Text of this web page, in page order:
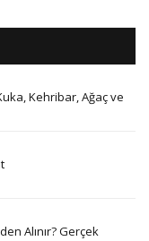
Kehribar, Ağaç ve
Alınır? Gerçek